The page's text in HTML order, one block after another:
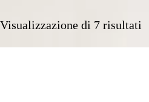
Visualizzazione di 7 risultati